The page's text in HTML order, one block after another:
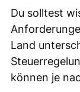
Du solltest
Land
können je